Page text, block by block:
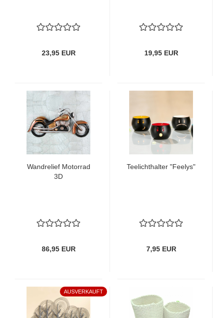
23,95 EUR 19,95 EUR
Wandrelief Motorrad
3D
86,95 EUR
Teelichthalter "Feelys"
7,95 EUR
AUSVERKAUFT